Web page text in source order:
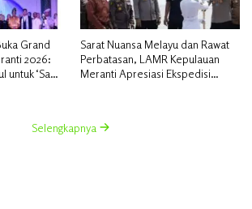
Grand
2026:
untuk ‘Sagu
Sarat Nuansa Melayu dan Rawat
Perbatasan, LAMR Kepulauan
Meranti Apresiasi Ekspedisi
Selengkapnya